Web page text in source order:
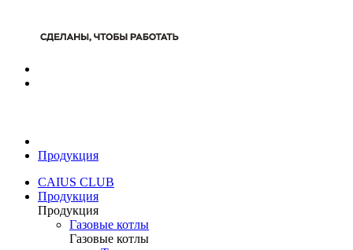
Продукция
CAIUS CLUB
Продукция
Продукция
Газовые котлы
Газовые котлы